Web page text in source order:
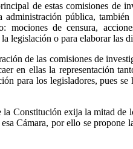
de estas comisiones de
administración pública, también
mociones de censura,
legislación o para elaborar las
de las comisiones de
en ellas la representación
para los legisladores, pues
Constitución exija la mitad de
Cámara, por ello se propone